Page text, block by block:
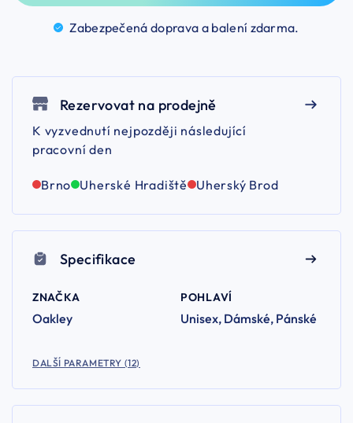
Zabezpečená doprava a balení zdarma.
Rezervovat na prodejně
K vyzvednutí nejpozději následující
pracovní den
Brno Uherské Hradiště Uherský Brod
Specifikace
ZNAČKA
Oakley
POHLAVÍ
Unisex, Dámské, Pánské
DALŠÍ PARAMETRY (12)